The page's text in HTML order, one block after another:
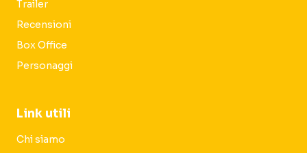
Trailer
Recensioni
Box Office
Personaggi
Link utili
Chi siamo